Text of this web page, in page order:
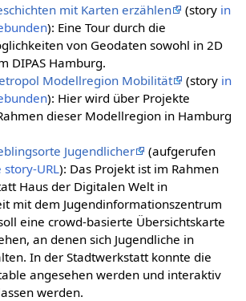
mit Karten erzählen
(story in
): Eine Tour durch die
von Geodaten sowohl in 2D
DIPAS Hamburg.
Modellregion Mobilität
(story in
): Hier wird über Projekte
dieser Modellregion in Hamburg
Jugendlicher
(aufgerufen
URL): Das Projekt ist im Rahmen
Haus der Digitalen Welt in
mit dem Jugendinformationszentrum
eine crowd-basierte Übersichtskarte
an denen sich Jugendliche in
In der Stadtwerkstatt konnte die
angesehen werden und interaktiv
werden.